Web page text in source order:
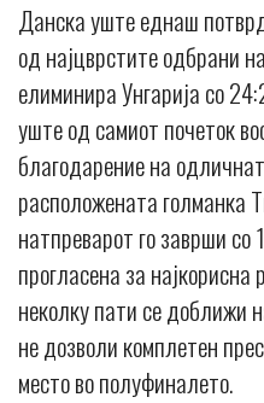
Данска уште еднаш
од најцврстите одбрани
елиминира Унгарија со
уште од самиот почеток
благодарение на
расположената голманка
натпреварот го заврши
прогласена за најкорисна
неколку пати се доближи
не дозволи комплетен
место во полуфиналето.